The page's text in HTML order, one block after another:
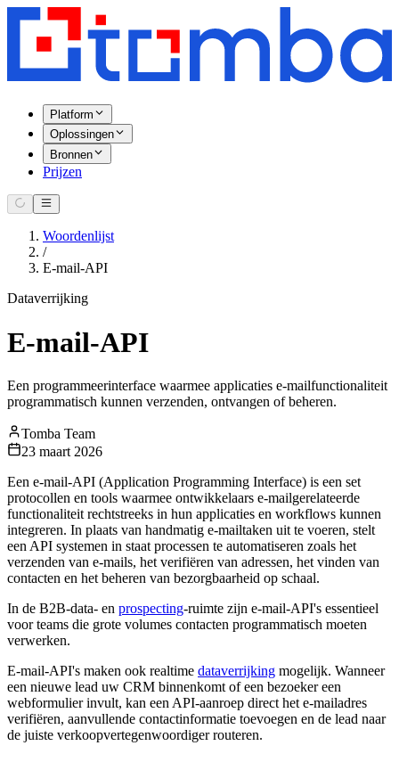
Platform
Oplossingen
Bronnen
Prijzen
Woordenlijst
/
E-mail-API
Dataverrijking
E-mail-API
Een programmeerinterface waarmee applicaties e-mailfunctionaliteit
programmatisch kunnen verzenden, ontvangen of beheren.
Tomba Team
23 maart 2026
Een e-mail-API (Application Programming Interface) is een set
protocollen en tools waarmee ontwikkelaars e-mailgerelateerde
functionaliteit rechtstreeks in hun applicaties en workflows kunnen
integreren. In plaats van handmatig e-mailtaken uit te voeren, stelt
een API systemen in staat processen te automatiseren zoals het
verzenden van e-mails, het verifiëren van adressen, het vinden van
contacten en het beheren van bezorgbaarheid op schaal.
In de B2B-data- en prospecting-ruimte zijn e-mail-API's essentieel
voor teams die grote volumes contacten programmatisch moeten
verwerken.
E-mail-API's maken ook realtime dataverrijking mogelijk. Wanneer
een nieuwe lead uw CRM binnenkomt of een bezoeker een
webformulier invult, kan een API-aanroep direct het e-mailadres
verifiëren, aanvullende contactinformatie toevoegen en de lead naar
de juiste verkoopvertegenwoordiger routeren.